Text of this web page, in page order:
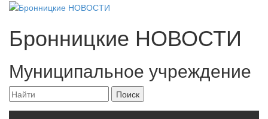
Бронницкие НОВОСТИ
Муниципальное учреждение